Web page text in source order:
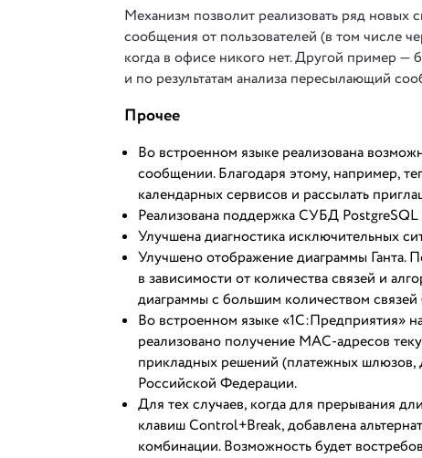
Механизм позволит реализовать ряд новых
сообщения от пользователей (в том числе
когда в офисе никого нет. Другой пример
и по результатам анализа пересылающий
Прочее
Во встроенном языке реализована
сообщении. Благодаря этому, например,
календарных сервисов и рассылать
Реализована поддержка СУБД PostgreSQL
Улучшена диагностика исключительных
Улучшено отображение диаграммы Ганта.
в зависимости от количества связей и
диаграммы с большим количеством
Во встроенном языке «1С:Предприятия»
реализовано получение MAC-адресов
прикладных решений (платежных шлюзов,
Российской Федерации.
Для тех случаев, когда для прерывания
клавиш Control+Break, добавлена
комбинации. Возможность будет